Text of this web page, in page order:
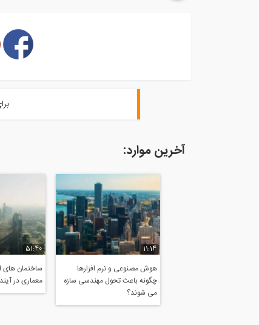
آخرین موارد:
11:14
هوش مصنوعی و نرم افزارها
چگونه باعث تحول مهندسی سازه
می شوند؟
51:40
ساختمان های
معماری در